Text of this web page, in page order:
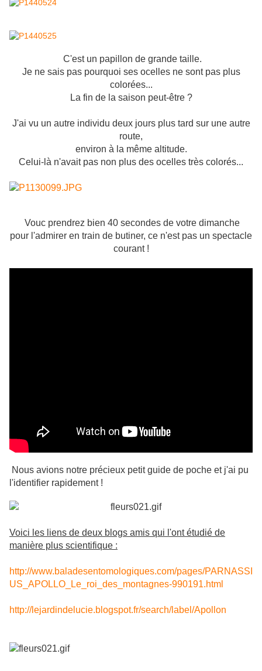
C'est un papillon de grande taille.
Je ne sais pas pourquoi ses ocelles ne sont pas plus
colorées...
La fin de la saison peut-être ?
J'ai vu un autre individu deux jours plus tard sur une autre
route,
environ à la même altitude.
Celui-là n'avait pas non plus des ocelles très colorés...
Vouc prendrez bien 40 secondes de votre dimanche
pour l'admirer en train de butiner, ce n'est pas un spectacle
courant !
Nous avions notre précieux petit guide de poche et j'ai pu
l'identifier rapidement !
Voici les liens de deux blogs amis qui l'ont étudié de
manière plus scientifique :
http://www.baladesentomologiques.com/pages/PARNASSI
US_APOLLO_Le_roi_des_montagnes-990191.html
http://lejardindelucie.blogspot.fr/search/label/Apollon